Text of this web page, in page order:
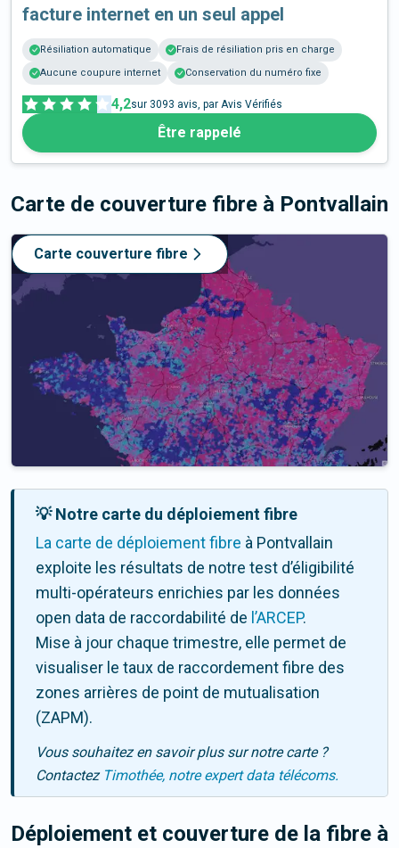
facture internet en un seul appel
Résiliation automatique
Frais de résiliation pris en charge
Aucune coupure internet
Conservation du numéro fixe
4,2sur 3093 avis, par Avis Vérifiés
Être rappelé
Carte de couverture fibre à Pontvallain
Carte couverture fibre
💡 Notre carte du déploiement fibre
La carte de déploiement fibre à Pontvallain
exploite les résultats de notre test d’éligibilité
multi-opérateurs enrichies par les données
open data de raccordabilité de l’ARCEP.
Mise à jour chaque trimestre, elle permet de
visualiser le taux de raccordement fibre des
zones arrières de point de mutualisation
(ZAPM).
Vous souhaitez en savoir plus sur notre carte ?
Contactez Timothée, notre expert data télécoms.
Déploiement et couverture de la fibre à